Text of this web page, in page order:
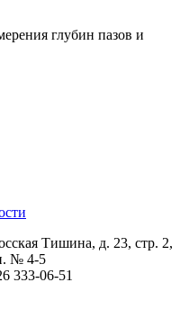
глубин пазов и
Тишина, д. 23, стр. 2,
№ 4-5
333-06-51